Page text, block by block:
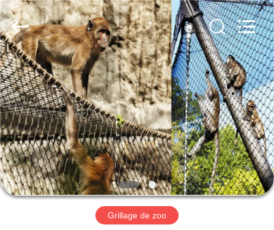
MAISON
PRODUITS
AU
SUJET
DE
NOUS
Anping
Yuntong
Metal
Wire
Mesh
Co.,Ltd.
All
Rights
Reserved.
Grillage de zoo